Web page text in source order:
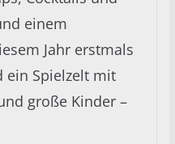
einem
Jahr erstmals
ein Spielzelt mit
große Kinder –